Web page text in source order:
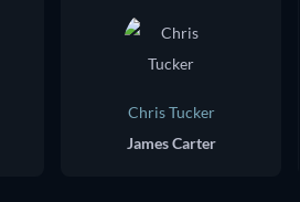
Chris Tucker
James Carter